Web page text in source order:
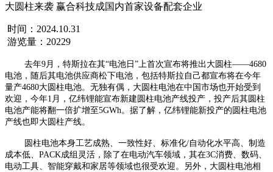
大圆柱来袭 赢合科技成国内首家设备配套企业
时间：2024.10.31
游览量：20229
去年9月，特斯拉在其“电池日”上首次宣布将推出大圆柱——4680
电池，随后其电池供应商松下电池，包括特斯拉自己都宣布将在今年
量产4680大圆柱电池。无独有偶，大圆柱电池在中国市场也开始受到
欢迎，今年1月，亿纬锂能宣布新建圆柱电池产线投产，投产后其圆柱
电池产能将翻一倍扩增至5GWh。据了解，亿纬锂能新投产的圆柱电池
产线也即大圆柱产线。
圆柱电池本身工艺成熟、一致性好、标准化/自动化水平高、制造
成本低、PACK成组灵活，除了在电动汽车领域，其在3C消费、数码、
电动工具、智能穿戴和家居等领域也很受欢迎。另外，大圆柱电池相